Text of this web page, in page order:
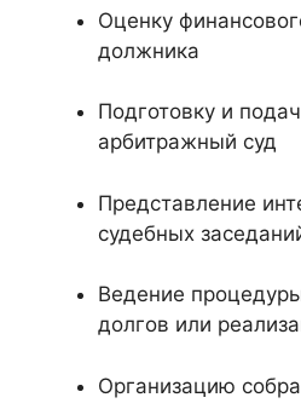
Оценку
должника
Подготовку и
арбитражный суд
Представление
судебных
Ведение
долгов или
Организацию